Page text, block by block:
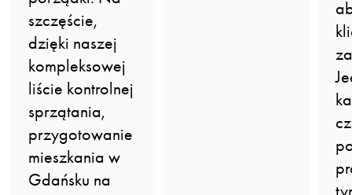
szczęście,
dzięki naszej
kompleksowej
liście kontrolnej
sprzątania,
przygotowanie
mieszkania w
Gdańsku na